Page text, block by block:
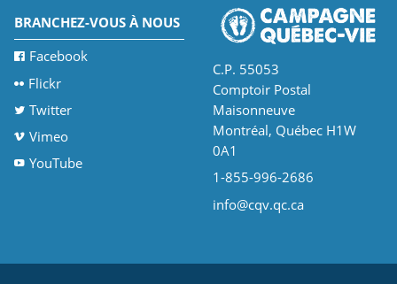
BRANCHEZ-VOUS À NOUS
Facebook
Flickr
Twitter
Vimeo
YouTube
C.P. 55053
Comptoir Postal
Maisonneuve
Montréal, Québec H1W
0A1
1-855-996-2686
info@cqv.qc.ca